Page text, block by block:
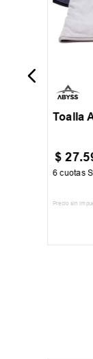
Toalla
$ 27.
6 cuotas
Precio sin